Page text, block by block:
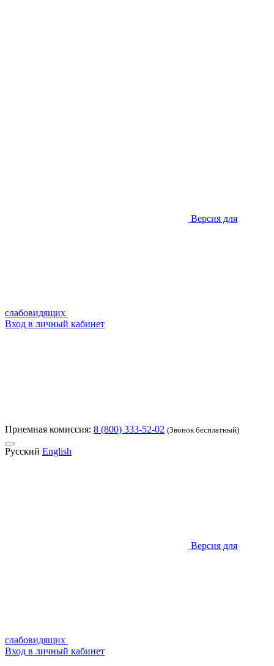
Версия для
слабовидящих
Вход в личный кабинет
Приемная комиссия: 8 (800) 333-52-02 (Звонок бесплатный)
Русский English
Версия для
слабовидящих
Вход в личный кабинет